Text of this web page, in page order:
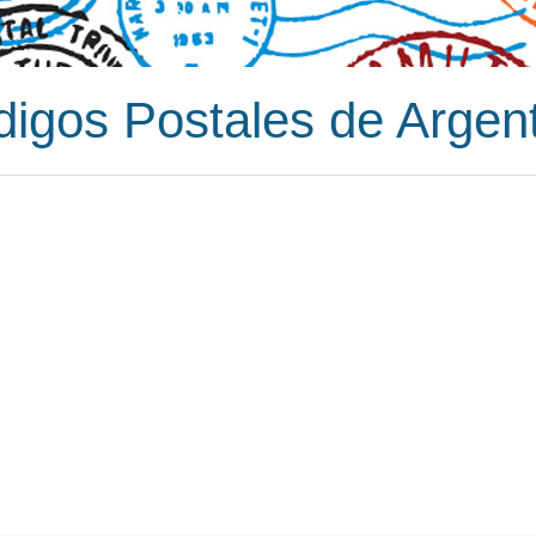
Postales de